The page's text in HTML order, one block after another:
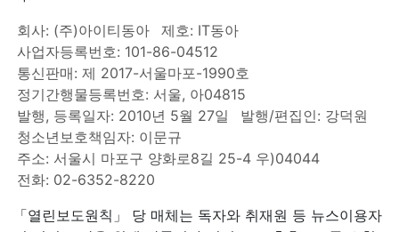
회사: (주)아이티동아
제호: IT동아
사업자등록번호: 101-86-04512
통신판매: 제 2017-서울마포-1990호
정기간행물등록번호: 서울, 아04815
발행, 등록일자: 2010년 5월 27일
발행/편집인: 강덕원
청소년보호책임자: 이문규
주소: 서울시 마포구 양화로8길 25-4 우)04044
전화: 02-6352-8220
「열린보도원칙」 당 매체는 독자와 취재원 등 뉴스이용자